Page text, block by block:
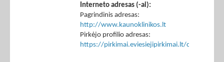
Interneto adresas (-ai):
Pagrindinis adresas:
http://www.kaunoklinikos.lt
Pirkėjo profilio adresas:
https://pirkimai.eviesiejipirkimai.lt/ctm/